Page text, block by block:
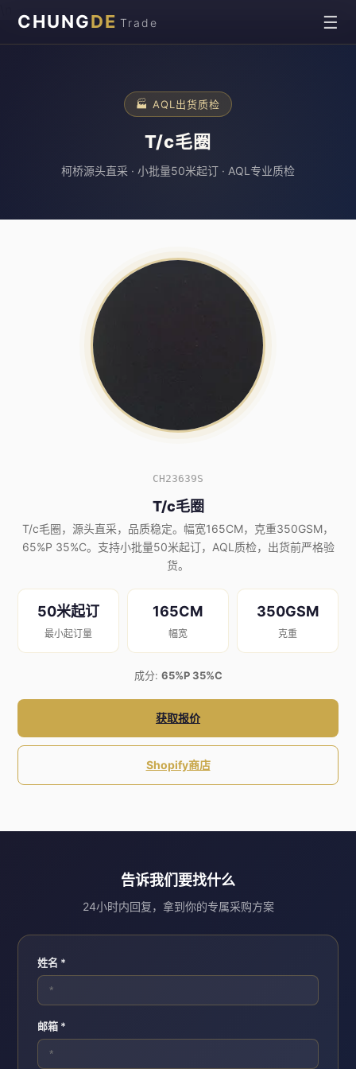
CHUNGDE Trade ☰
🏭 AQL出货质检
T/c毛圈
柯桥源头直采 · 小批量50米起订 · AQL专业质检
CH23639S
T/c毛圈
T/c毛圈，源头直采，品质稳定。幅宽165CM，克重350GSM，
65%P 35%C。支持小批量50米起订，AQL质检，出货前严格验
货。
50米起订
最小起订量
165CM
幅宽
350GSM
克重
成分: 65%P 35%C
获取报价
Shopify商店
告诉我们要找什么
24小时内回复，拿到你的专属采购方案
姓名 *
邮箱 *